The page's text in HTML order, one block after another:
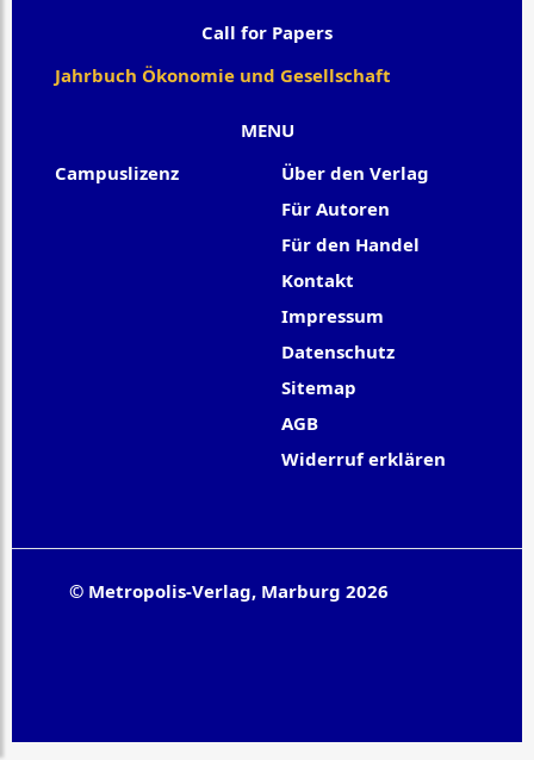
MENU
Campuslizenz
Über den Verlag
Für Autoren
Für den Handel
Kontakt
Impressum
Datenschutz
Sitemap
AGB
Widerruf erklären
Call for Papers
Jahrbuch Ökonomie und Gesellschaft
© Metropolis-Verlag, Marburg 2026